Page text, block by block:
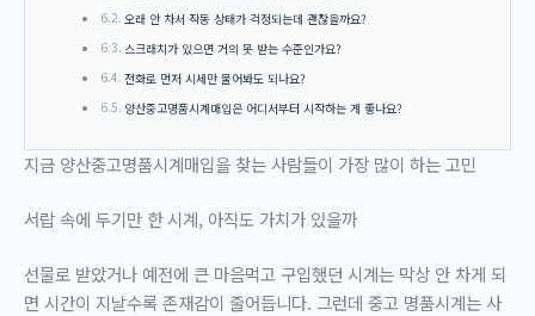
오래 안 차서 작동 상태가 걱정되는데 괜찮을까요?
스크래치가 있으면 거의 못 받는 수준인가요?
전화로 먼저 시세만 물어봐도 되나요?
양산중고명품시계매입은 어디서부터 시작하는 게 좋나요?
지금 양산중고명품시계매입을 찾는 사람들이 가장 많이 하는 고민
서랍 속에 두기만 한 시계, 아직도 가치가 있을까
선물로 받았거나 예전에 큰 마음먹고 구입했던 시계는 막상 안 차게 되
면 시간이 지날수록 존재감이 줄어듭니다. 그런데 중고 명품시계는 사